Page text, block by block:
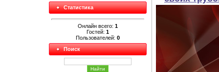
Статистика
Онлайн всего: 1
Гостей: 1
Пользователей: 0
Поиск